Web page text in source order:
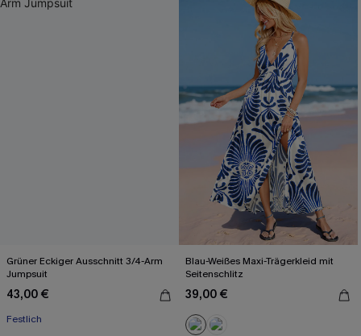
Grüner Eckiger Ausschnitt 3/4-Arm
Jumpsuit
43,00 €
Festlich
Blau-Weißes Maxi-Trägerkleid mit
Seitenschlitz
39,00 €